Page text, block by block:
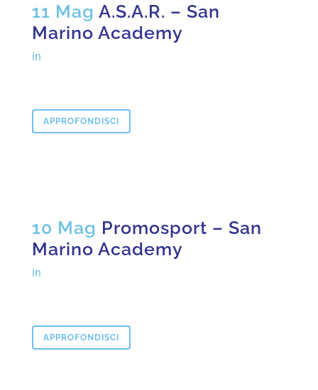
11 Mag A.S.A.R. – San
Marino Academy
in
APPROFONDISCI
10 Mag Promosport – San
Marino Academy
in
APPROFONDISCI